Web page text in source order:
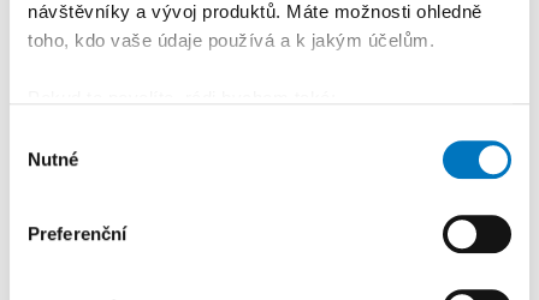
návštěvníky a vývoj produktů. Máte možnosti ohledně
toho, kdo vaše údaje používá a k jakým účelům.
poloze, které mohou být přesné na několik metrů
skenování pro konkrétní charakteristiky (otisk prstu)
Zjistěte více o tom, jak zpracováváme vaše osobní
souhlasu
Nutné
Preferenční
08. 08.